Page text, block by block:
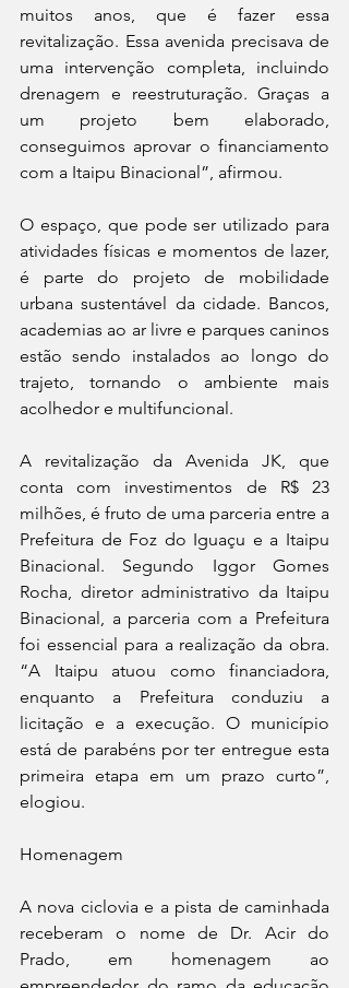
muitos anos, que é fazer essa
revitalização. Essa avenida precisava de
uma intervenção completa, incluindo
drenagem e reestruturação. Graças a
um projeto bem elaborado,
conseguimos aprovar o financiamento
com a Itaipu Binacional”, afirmou.
O espaço, que pode ser utilizado para
atividades físicas e momentos de lazer,
é parte do projeto de mobilidade
urbana sustentável da cidade. Bancos,
academias ao ar livre e parques caninos
estão sendo instalados ao longo do
trajeto, tornando o ambiente mais
acolhedor e multifuncional.
A revitalização da Avenida JK, que
conta com investimentos de R$ 23
milhões, é fruto de uma parceria entre a
Prefeitura de Foz do Iguaçu e a Itaipu
Binacional. Segundo Iggor Gomes
Rocha, diretor administrativo da Itaipu
Binacional, a parceria com a Prefeitura
foi essencial para a realização da obra.
“A Itaipu atuou como financiadora,
enquanto a Prefeitura conduziu a
licitação e a execução. O município
está de parabéns por ter entregue esta
primeira etapa em um prazo curto”,
elogiou.
Homenagem
A nova ciclovia e a pista de caminhada
receberam o nome de Dr. Acir do
Prado, em homenagem ao